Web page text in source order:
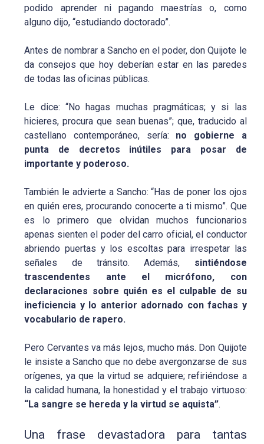
podido aprender ni pagando maestrías o, como
alguno dijo, “estudiando doctorado”.
Antes de nombrar a Sancho en el poder, don Quijote le
da consejos que hoy deberían estar en las paredes
de todas las oficinas públicas.
Le dice: “No hagas muchas pragmáticas; y si las
hicieres, procura que sean buenas”; que, traducido al
castellano contemporáneo, sería: no gobierne a
punta de decretos inútiles para posar de
importante y poderoso.
También le advierte a Sancho: “Has de poner los ojos
en quién eres, procurando conocerte a ti mismo”. Que
es lo primero que olvidan muchos funcionarios
apenas sienten el poder del carro oficial, el conductor
abriendo puertas y los escoltas para irrespetar las
señales de tránsito. Además, sintiéndose
trascendentes ante el micrófono, con
declaraciones sobre quién es el culpable de su
ineficiencia y lo anterior adornado con fachas y
vocabulario de rapero.
Pero Cervantes va más lejos, mucho más. Don Quijote
le insiste a Sancho que no debe avergonzarse de sus
orígenes, ya que la virtud se adquiere; refiriéndose a
la calidad humana, la honestidad y el trabajo virtuoso:
“La sangre se hereda y la virtud se aquista”.
Una frase devastadora para tantas